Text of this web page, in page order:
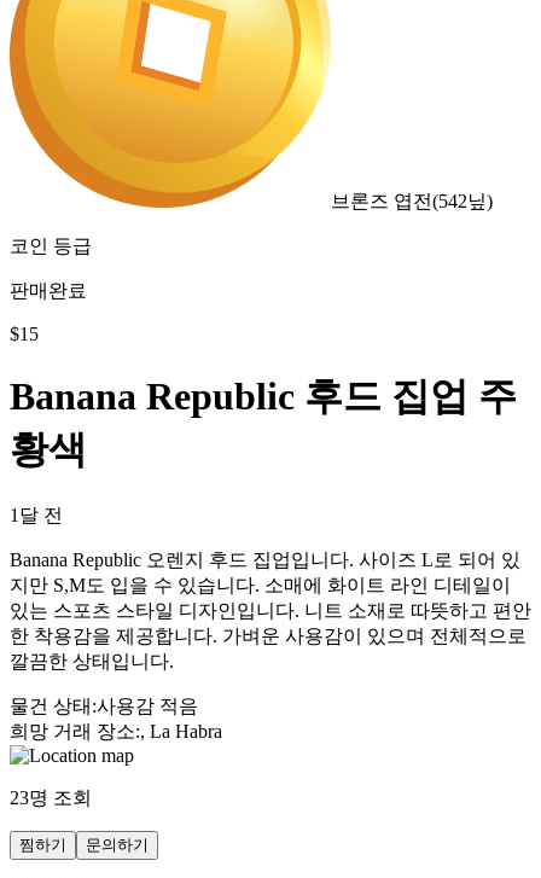
브론즈 엽전(542닢)
코인 등급
판매완료
$15
Banana Republic 후드 집업 주
황색
1달 전
Banana Republic 오렌지 후드 집업입니다. 사이즈 L로 되어 있
지만 S,M도 입을 수 있습니다. 소매에 화이트 라인 디테일이
있는 스포츠 스타일 디자인입니다. 니트 소재로 따뜻하고 편안
한 착용감을 제공합니다. 가벼운 사용감이 있으며 전체적으로
깔끔한 상태입니다.
물건 상태 :사용감 적음
희망 거래 장소:, La Habra
23명 조회
찜하기 문의하기